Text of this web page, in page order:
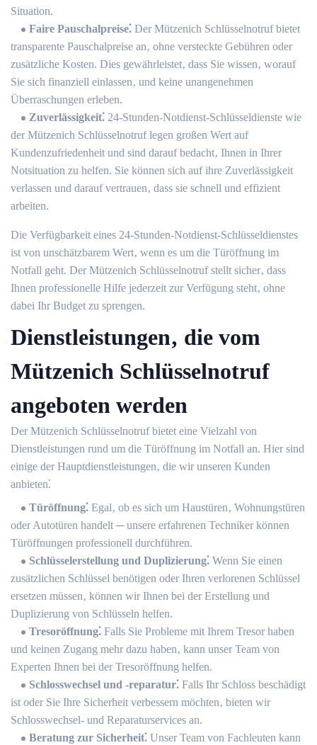
Situation.
Faire Pauschalpreise⁚ Der Mützenich Schlüsselnotruf bietet
transparente Pauschalpreise an‚ ohne versteckte Gebühren oder
zusätzliche Kosten.​ Dies gewährleistet‚ dass Sie wissen‚ worauf
Sie sich finanziell einlassen‚ und keine unangenehmen
Überraschungen erleben.​
Zuverlässigkeit⁚ 24-Stunden-Notdienst-Schlüsseldienste wie
der Mützenich Schlüsselnotruf legen großen Wert auf
Kundenzufriedenheit und sind darauf bedacht‚ Ihnen in Ihrer
Notsituation zu helfen.​ Sie können sich auf ihre Zuverlässigkeit
verlassen und darauf vertrauen‚ dass sie schnell und effizient
arbeiten.
Die Verfügbarkeit eines 24-Stunden-Notdienst-Schlüsseldienstes
ist von unschätzbarem Wert‚ wenn es um die Türöffnung im
Notfall geht.​ Der Mützenich Schlüsselnotruf stellt sicher‚ dass
Ihnen professionelle Hilfe jederzeit zur Verfügung steht‚ ohne
dabei Ihr Budget zu sprengen.​
Dienstleistungen‚ die vom
Mützenich Schlüsselnotruf
angeboten werden
Der Mützenich Schlüsselnotruf bietet eine Vielzahl von
Dienstleistungen rund um die Türöffnung im Notfall an.​ Hier sind
einige der Hauptdienstleistungen‚ die wir unseren Kunden
anbieten⁚
Türöffnung⁚ Egal‚ ob es sich um Haustüren‚ Wohnungstüren
oder Autotüren handelt ─ unsere erfahrenen Techniker können
Türöffnungen professionell durchführen.​
Schlüsselerstellung und Duplizierung⁚ Wenn Sie einen
zusätzlichen Schlüssel benötigen oder Ihren verlorenen Schlüssel
ersetzen müssen‚ können wir Ihnen bei der Erstellung und
Duplizierung von Schlüsseln helfen.​
Tresoröffnung⁚ Falls Sie Probleme mit Ihrem Tresor haben
und keinen Zugang mehr dazu haben‚ kann unser Team von
Experten Ihnen bei der Tresoröffnung helfen.​
Schlosswechsel und -reparatur⁚ Falls Ihr Schloss beschädigt
ist oder Sie Ihre Sicherheit verbessern möchten‚ bieten wir
Schlosswechsel- und Reparaturservices an.​
Beratung zur Sicherheit⁚ Unser Team von Fachleuten kann